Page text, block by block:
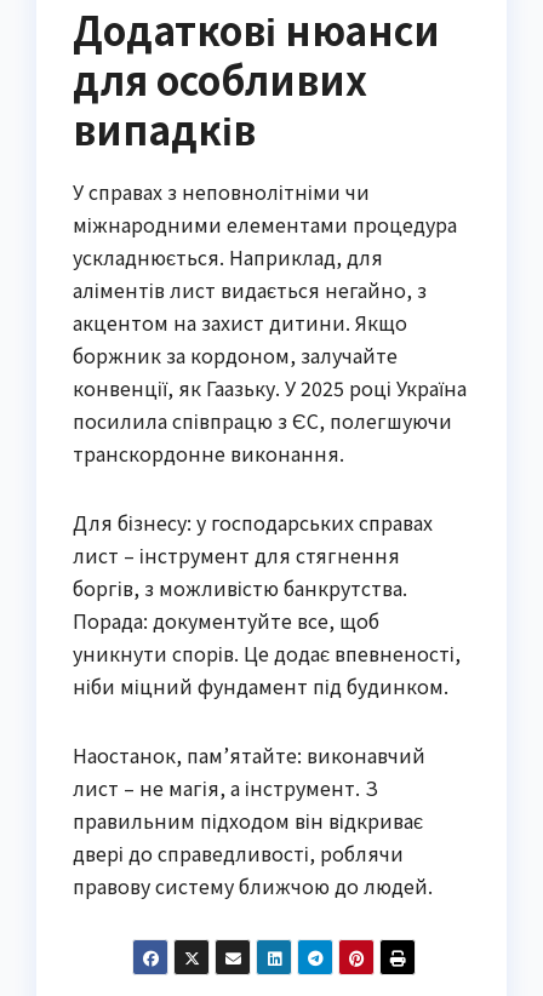
Додаткові нюанси
для особливих
випадків
У справах з неповнолітніми чи
міжнародними елементами процедура
ускладнюється. Наприклад, для
аліментів лист видається негайно, з
акцентом на захист дитини. Якщо
боржник за кордоном, залучайте
конвенції, як Гаазьку. У 2025 році Україна
посилила співпрацю з ЄС, полегшуючи
транскордонне виконання.
Для бізнесу: у господарських справах
лист – інструмент для стягнення
боргів, з можливістю банкрутства.
Порада: документуйте все, щоб
уникнути спорів. Це додає впевненості,
ніби міцний фундамент під будинком.
Наостанок, пам’ятайте: виконавчий
лист – не магія, а інструмент. З
правильним підходом він відкриває
двері до справедливості, роблячи
правову систему ближчою до людей.